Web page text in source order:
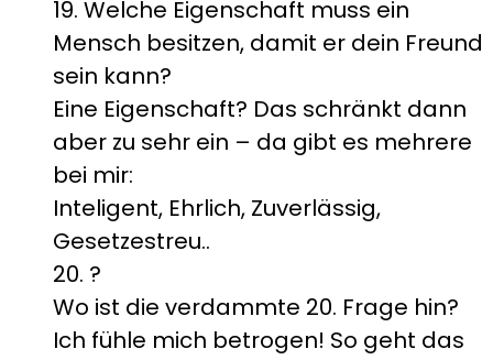
19. Welche Eigenschaft muss ein
Mensch besitzen, damit er dein Freund
sein kann?
Eine Eigenschaft? Das schränkt dann
aber zu sehr ein – da gibt es mehrere
bei mir:
Inteligent, Ehrlich, Zuverlässig,
Gesetzestreu..
20. ?
Wo ist die verdammte 20. Frage hin?
Ich fühle mich betrogen! So geht das